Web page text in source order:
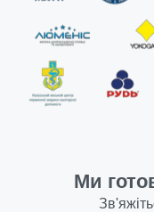
Ми